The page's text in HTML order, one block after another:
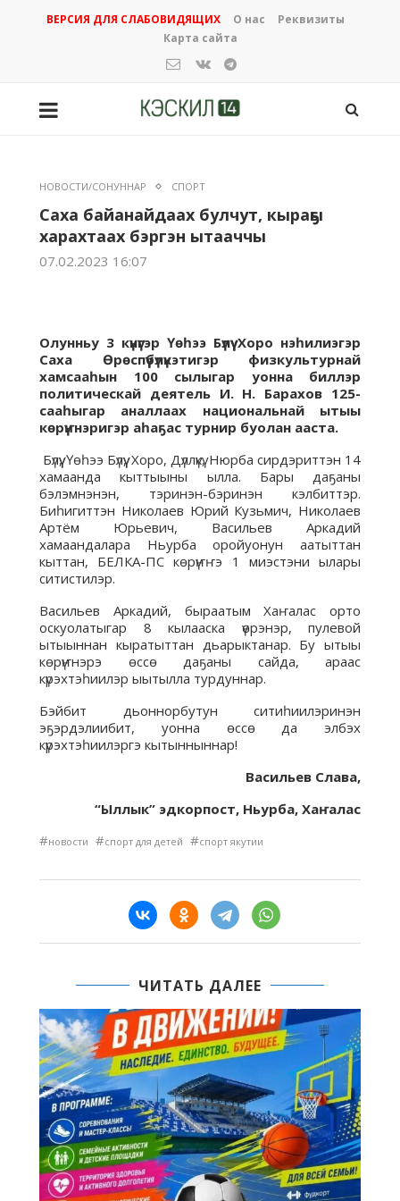
ВЕРСИЯ ДЛЯ СЛАБОВИДЯЩИХ О нас
Реквизиты
Карта сайта
НОВОСТИ/СОНУННАР СПОРТ
Саха байанайдаах булчут, кыраҕы
харахтаах бэргэн ытааччы
07.02.2023 16:07
Олунньу 3 күнүгэр Үөһээ Бүлүү Хоро нэһилиэгэр
Саха Өрөспүүбүлүкэтигэр физкультурнай
хамсааһын 100 сылыгар уонна биллэр
политическай деятель И. Н. Барахов 125-
сааһыгар аналлаах национальнай ытыы
көрүҥнэригэр аһаҕас турнир буолан ааста.
Бүлүү, Үөһээ Бүлүү, Хоро, Дүллүкү, Нюрба сирдэриттэн 14
хамаанда кыттыыны ылла. Бары даҕаны
бэлэмнэнэн, тэринэн-бэринэн кэлбиттэр.
Биһигиттэн Николаев Юрий Кузьмич, Николаев
Артём Юрьевич, Васильев Аркадий
хамаандалара Ньурба оройуонун аатыттан
кыттан, БЕЛКА-ПС көрүҥҥэ 1 миэстэни ылары
ситистилэр.
Васильев Аркадий, быраатым Хаҥалас орто
оскуолатыгар 8 кылааска үөрэнэр, пулевой
ытыыннан кыратыттан дьарыктанар. Бу ытыы
көрүҥнэрэ өссө даҕаны сайда, араас
күрэхтэһиилэр ыытылла турдуннар.
Бэйбит дьоннорбутун ситиһиилэринэн
эҕэрдэлиибит, уонна өссө да элбэх
күрэхтэһиилэргэ кытынныннар!
Васильев Слава,
“Ыллык” эдкорпост, Ньурба, Хаҥалас
#новости #спорт для детей #спорт якутии
ЧИТАТЬ ДАЛЕЕ